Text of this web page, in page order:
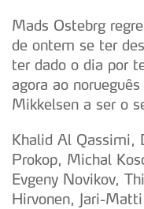
Mads Ostebrg
de ontem se ter
ter dado o dia por
agora ao
Mikkelsen a ser o
Khalid Al Qassimi,
Prokop, Michal
Evgeny Novikov,
Hirvonen, Jari-